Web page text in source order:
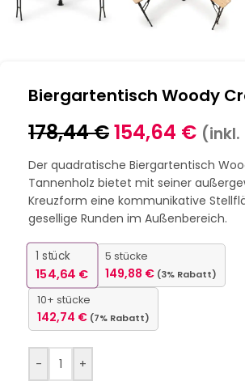
Biergartentisch Woody
178,44€154,64 € (inkl.
Der quadratische Biergartentisch
Tannenholz bietet mit seiner
Kreuzform eine kommunikative
gesellige Runden im Außenbereich.
1 stück
154,64 €
5 stücke
149,88 € (3% Rabatt)
10+ stücke
142,74 € (7% Rabatt)
- +